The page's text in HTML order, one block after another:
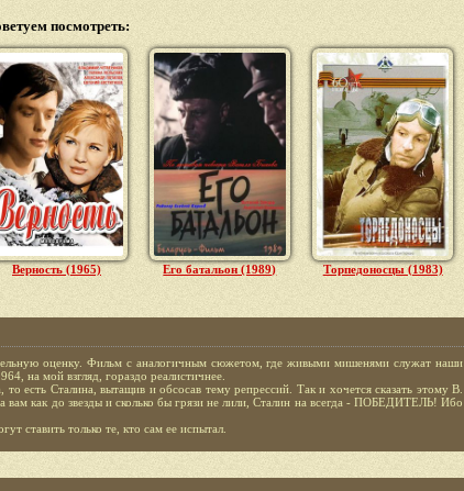
посмотреть:
Верность (1965) Его батальон (1989) Торпедоносцы (1983)
оценку. Фильм с аналогичным сюжетом, где живыми мишенями служат наши
на мой взгляд, гораздо реалистичнее.
есть Сталина, вытащив и обсосав тему репрессий. Так и хочется сказать этому В.
вам как до звезды и сколько бы грязи не лили, Сталин на всегда - ПОБЕДИТЕЛЬ! Ибо
ставить только те, кто сам ее испытал.